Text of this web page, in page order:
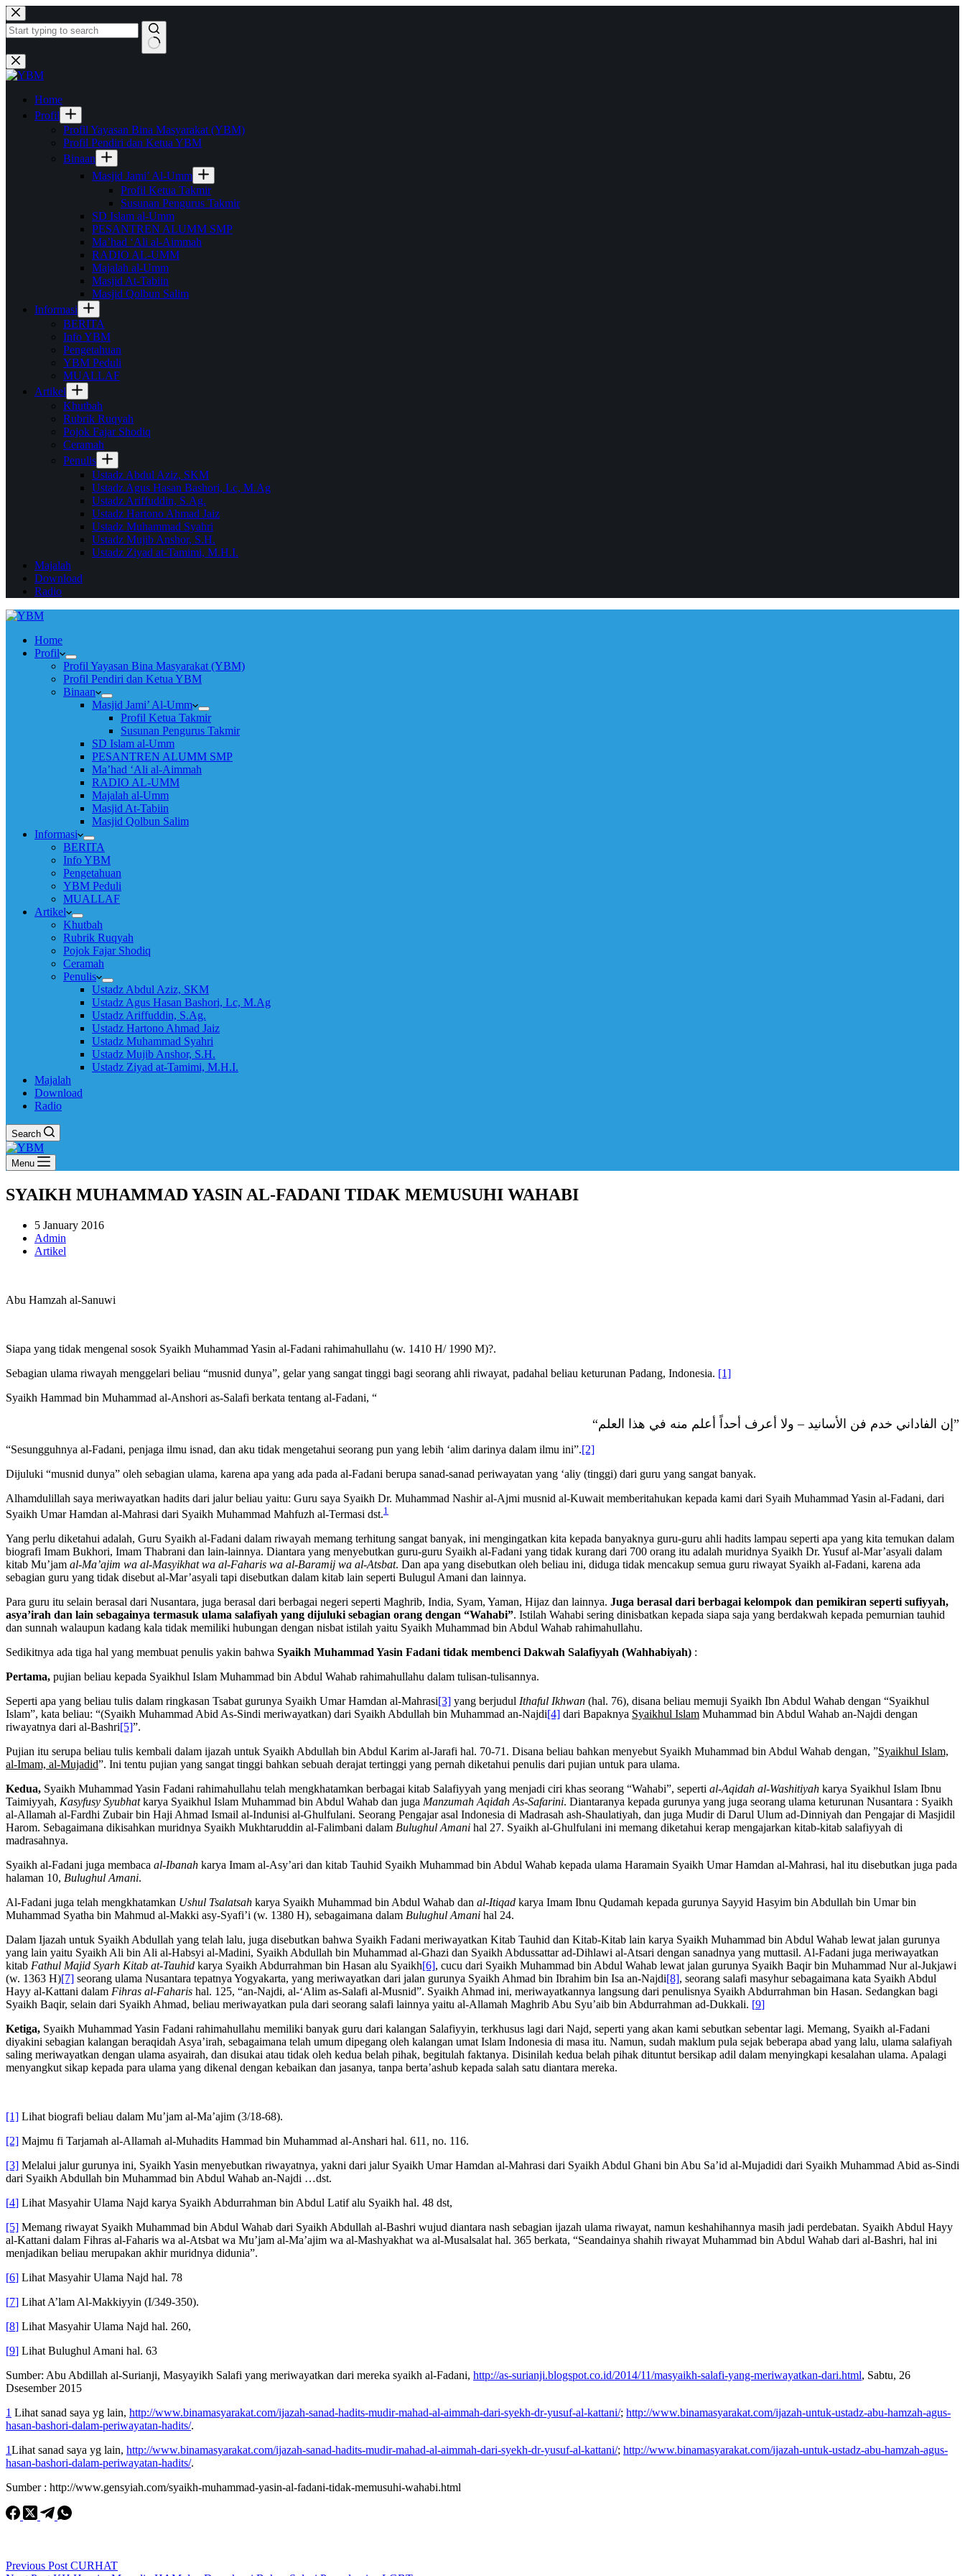
Skip
to
content
No
results
Home
Profil
Profil Yayasan Bina Masyarakat (YBM)
Profil Pendiri dan Ketua YBM
Binaan
Masjid Jami’ Al-Umm
Profil Ketua Takmir
Susunan Pengurus Takmir
SD Islam al-Umm
PESANTREN ALUMM SMP
Ma’had ‘Ali al-Aimmah
RADIO AL-UMM
Majalah al-Umm
Masjid At-Tabiin
Masjid Qolbun Salim
Informasi
BERITA
Info YBM
Pengetahuan
YBM Peduli
MUALLAF
Artikel
Khutbah
Rubrik Ruqyah
Pojok Fajar Shodiq
Ceramah
Penulis
Ustadz Abdul Aziz, SKM
Ustadz Agus Hasan Bashori, Lc, M.Ag
Ustadz Ariffuddin, S.Ag.
Ustadz Hartono Ahmad Jaiz
Ustadz Muhammad Syahri
Ustadz Mujib Anshor, S.H.
Ustadz Ziyad at-Tamimi, M.H.I.
Majalah
Download
Radio
Home
Profil
Profil Yayasan Bina Masyarakat (YBM)
Profil Pendiri dan Ketua YBM
Binaan
Masjid Jami’ Al-Umm
Profil Ketua Takmir
Susunan Pengurus Takmir
SD Islam al-Umm
PESANTREN ALUMM SMP
Ma’had ‘Ali al-Aimmah
RADIO AL-UMM
Majalah al-Umm
Masjid At-Tabiin
Masjid Qolbun Salim
Informasi
BERITA
Info YBM
Pengetahuan
YBM Peduli
MUALLAF
Artikel
Khutbah
Rubrik Ruqyah
Pojok Fajar Shodiq
Ceramah
Penulis
Ustadz Abdul Aziz, SKM
Ustadz Agus Hasan Bashori, Lc, M.Ag
Ustadz Ariffuddin, S.Ag.
Ustadz Hartono Ahmad Jaiz
Ustadz Muhammad Syahri
Ustadz Mujib Anshor, S.H.
Ustadz Ziyad at-Tamimi, M.H.I.
Majalah
Download
Radio
Search
Menu
SYAIKH MUHAMMAD YASIN AL-FADANI TIDAK MEMUSUHI WAHABI
5 January 2016
Admin
Artikel
Abu Hamzah al-Sanuwi
Siapa yang tidak mengenal sosok Syaikh Muhammad Yasin al-Fadani rahimahullahu (w. 1410 H/ 1990 M)?.
Sebagian ulama riwayah menggelari beliau “musnid dunya”, gelar yang sangat tinggi bagi seorang ahli riwayat, padahal beliau keturunan Padang, Indonesia. [1]
Syaikh Hammad bin Muhammad al-Anshori as-Salafi berkata tentang al-Fadani, “
“ إن الفاداني خدم فن الأسانيد– ولا أعرف أحداً أعلم منه في هذا العلم ”
“Sesungguhnya al-Fadani, penjaga ilmu isnad, dan aku tidak mengetahui seorang pun yang lebih ‘alim darinya dalam ilmu ini”.[2]
Dijuluki “musnid dunya” oleh sebagian ulama, karena apa yang ada pada al-Fadani berupa sanad-sanad periwayatan yang ‘aliy (tinggi) dari guru yang sangat banyak.
Alhamdulillah saya meriwayatkan hadits dari jalur beliau yaitu: Guru saya Syaikh Dr. Muhammad Nashir al-Ajmi musnid al-Kuwait memberitahukan kepada kami dari Syaih Muhammad Yasin al-Fadani, dari
Syaikh Umar Hamdan al-Mahrasi dari Syaikh Muhammad Mahfuzh al-Termasi dst.1
Yang perlu diketahui adalah, Guru Syaikh al-Fadani dalam riwayah memang terhitung sangat banyak, ini mengingatkan kita kepada banyaknya guru-guru ahli hadits lampau seperti apa yang kita temukan dalam
biografi Imam Bukhori, Imam Thabrani dan lain-lainnya. Diantara yang menyebutkan guru-guru Syaikh al-Fadani yang tidak kurang dari 700 orang itu adalah muridnya Syaikh Dr. Yusuf al-Mar’asyali dalam
kitab Mu’jam al-Ma’ajim wa al-Masyikhat wa al-Faharis wa al-Baramij wa al-Atsbat. Dan apa yang disebutkan oleh beliau ini, diduga tidak mencakup semua guru riwayat Syaikh al-Fadani, karena ada
sebagian guru yang tidak disebut al-Mar’asyali tapi disebutkan dalam kitab lain seperti Bulugul Amani dan lainnya.
Para guru itu selain berasal dari Nusantara, juga berasal dari berbagai negeri seperti Maghrib, India, Syam, Yaman, Hijaz dan lainnya. Juga berasal dari berbagai kelompok dan pemikiran seperti sufiyyah,
asya’irah dan lain sebagainya termasuk ulama salafiyah yang dijuluki sebagian orang dengan “Wahabi”. Istilah Wahabi sering dinisbatkan kepada siapa saja yang berdakwah kepada pemurnian tauhid
dan sunnah walaupun kadang kala tidak memiliki hubungan dengan nisbat istilah yaitu Syaikh Muhammad bin Abdul Wahab rahimahullahu.
Sedikitnya ada tiga hal yang membuat penulis yakin bahwa Syaikh Muhammad Yasin Fadani tidak membenci Dakwah Salafiyyah (Wahhabiyah) :
Pertama, pujian beliau kepada Syaikhul Islam Muhammad bin Abdul Wahab rahimahullahu dalam tulisan-tulisannya.
Seperti apa yang beliau tulis dalam ringkasan Tsabat gurunya Syaikh Umar Hamdan al-Mahrasi[3] yang berjudul Ithaful Ikhwan (hal. 76), disana beliau memuji Syaikh Ibn Abdul Wahab dengan “Syaikhul
Islam”, kata beliau: “(Syaikh Muhammad Abid As-Sindi meriwayatkan) dari Syaikh Abdullah bin Muhammad an-Najdi[4] dari Bapaknya Syaikhul Islam Muhammad bin Abdul Wahab an-Najdi dengan
riwayatnya dari al-Bashri[5]”.
Pujian itu serupa beliau tulis kembali dalam ijazah untuk Syaikh Abdullah bin Abdul Karim al-Jarafi hal. 70-71. Disana beliau bahkan menyebut Syaikh Muhammad bin Abdul Wahab dengan, ”Syaikhul Islam,
al-Imam, al-Mujadid”. Ini tentu pujian yang sangat tinggi bahkan sebuah derajat tertinggi yang pernah diketahui penulis dari pujian untuk para ulama.
Kedua, Syaikh Muhammad Yasin Fadani rahimahullahu telah mengkhatamkan berbagai kitab Salafiyyah yang menjadi ciri khas seorang “Wahabi”, seperti al-Aqidah al-Washitiyah karya Syaikhul Islam Ibnu
Taimiyyah, Kasyfusy Syubhatkarya Syaikhul Islam Muhammad bin Abdul Wahab dan juga Manzumah Aqidah As-Safarini. Diantaranya kepada gurunya yang juga seorang ulama keturunan Nusantara : Syaikh
al-Allamah al-Fardhi Zubair bin Haji Ahmad Ismail al-Indunisi al-Ghulfulani. Seorang Pengajar asal Indonesia di Madrasah ash-Shaulatiyah, dan juga Mudir di Darul Ulum ad-Dinniyah dan Pengajar di Masjidil
Harom. Sebagaimana dikisahkan muridnya Syaikh Mukhtaruddin al-Falimbani dalam Bulughul Amani hal 27. Syaikh al-Ghulfulani ini memang diketahui kerap mengajarkan kitab-kitab salafiyyah di
madrasahnya.
Syaikh al-Fadani juga membaca al-Ibanah karya Imam al-Asy’ari dan kitab Tauhid Syaikh Muhammad bin Abdul Wahab kepada ulama Haramain Syaikh Umar Hamdan al-Mahrasi, hal itu disebutkan juga pada
halaman 10, Bulughul Amani.
Al-Fadani juga telah mengkhatamkan Ushul Tsalatsah karya Syaikh Muhammad bin Abdul Wahab dan al-Itiqad karya Imam Ibnu Qudamah kepada gurunya Sayyid Hasyim bin Abdullah bin Umar bin
Muhammad Syatha bin Mahmud al-Makki asy-Syafi’i (w. 1380 H), sebagaimana dalam Bulughul Amani hal 24.
Dalam Ijazah untuk Syaikh Abdullah yang telah lalu, juga disebutkan bahwa Syaikh Fadani meriwayatkan Kitab Tauhid dan Kitab-Kitab lain karya Syaikh Muhammad bin Abdul Wahab lewat jalan gurunya
yang lain yaitu Syaikh Ali bin Ali al-Habsyi al-Madini, Syaikh Abdullah bin Muhammad al-Ghazi dan Syaikh Abdussattar ad-Dihlawi al-Atsari dengan sanadnya yang muttasil. Al-Fadani juga meriwayatkan
kitab Fathul Majid Syarh Kitab at-Tauhid karya Syaikh Abdurrahman bin Hasan alu Syaikh[6], cucu dari Syaikh Muhammad bin Abdul Wahab lewat jalan gurunya Syaikh Baqir bin Muhammad Nur al-Jukjawi
(w. 1363 H)[7] seorang ulama Nusantara tepatnya Yogyakarta, yang meriwayatkan dari jalan gurunya Syaikh Ahmad bin Ibrahim bin Isa an-Najdi[8], seorang salafi masyhur sebagaimana kata Syaikh Abdul
Hayy al-Kattani dalam Fihras al-Faharis hal. 125, “an-Najdi, al-‘Alim as-Salafi al-Musnid”. Syaikh Ahmad ini, meriwayatkannya langsung dari penulisnya Syaikh Abdurrahman bin Hasan. Sedangkan bagi
Syaikh Baqir, selain dari Syaikh Ahmad, beliau meriwayatkan pula dari seorang salafi lainnya yaitu al-Allamah Maghrib Abu Syu’aib bin Abdurrahman ad-Dukkali. [9]
Ketiga, Syaikh Muhammad Yasin Fadani rahimahullahu memiliki banyak guru dari kalangan Salafiyyin, terkhusus lagi dari Najd, seperti yang akan kami sebutkan sebentar lagi. Memang, Syaikh al-Fadani
diyakini sebagian kalangan beraqidah Asya’irah, sebagaimana telah umum dipegang oleh kalangan umat Islam Indonesia di masa itu. Namun, sudah maklum pula sejak beberapa abad yang lalu, ulama salafiyah
saling meriwayatkan dengan ulama asyairah, dan disukai atau tidak oleh kedua belah pihak, begitulah faktanya. Disinilah kedua belah pihak dituntut bersikap adil dalam menyingkapi kesalahan ulama. Apalagi
menyangkut sikap kepada para ulama yang dikenal dengan kebaikan dan jasanya, tanpa berta’ashub kepada salah satu diantara mereka.
[1] Lihat biografi beliau dalam Mu’jam al-Ma’ajim (3/18-68).
[2] Majmu fi Tarjamah al-Allamah al-Muhadits Hammad bin Muhammad al-Anshari hal. 611, no. 116.
[3] Melalui jalur gurunya ini, Syaikh Yasin menyebutkan riwayatnya, yakni dari jalur Syaikh Umar Hamdan al-Mahrasi dari Syaikh Abdul Ghani bin Abu Sa’id al-Mujadidi dari Syaikh Muhammad Abid as-Sindi
dari Syaikh Abdullah bin Muhammad bin Abdul Wahab an-Najdi …dst.
[4] Lihat Masyahir Ulama Najd karya Syaikh Abdurrahman bin Abdul Latif alu Syaikh hal. 48 dst,
[5] Memang riwayat Syaikh Muhammad bin Abdul Wahab dari Syaikh Abdullah al-Bashri wujud diantara nash sebagian ijazah ulama riwayat, namun keshahihannya masih jadi perdebatan. Syaikh Abdul Hayy
al-Kattani dalam Fihras al-Faharis wa al-Atsbat wa Mu’jam al-Ma’ajim wa al-Mashyakhat wa al-Musalsalat hal. 365 berkata, “Seandainya shahih riwayat Muhammad bin Abdul Wahab dari al-Bashri, hal ini
menjadikan beliau merupakan akhir muridnya didunia”.
[6] Lihat Masyahir Ulama Najd hal. 78
[7] Lihat A’lam Al-Makkiyyin (I/349-350).
[8] Lihat Masyahir Ulama Najd hal. 260,
[9] Lihat Bulughul Amani hal. 63
Sumber: Abu Abdillah al-Surianji, Masyayikh Salafi yang meriwayatkan dari mereka syaikh al-Fadani, http://as-surianji.blogspot.co.id/2014/11/masyaikh-salafi-yang-meriwayatkan-dari.html, Sabtu, 26
Dsesember 2015
1 Lihat sanad saya yg lain, http://www.binamasyarakat.com/ijazah-sanad-hadits-mudir-mahad-al-aimmah-dari-syekh-dr-yusuf-al-kattani/; http://www.binamasyarakat.com/ijazah-untuk-ustadz-abu-hamzah-agus-
hasan-bashori-dalam-periwayatan-hadits/.
1Lihat sanad saya yg lain, http://www.binamasyarakat.com/ijazah-sanad-hadits-mudir-mahad-al-aimmah-dari-syekh-dr-yusuf-al-kattani/; http://www.binamasyarakat.com/ijazah-untuk-ustadz-abu-hamzah-agus-
hasan-bashori-dalam-periwayatan-hadits/.
Sumber : http://www.gensyiah.com/syaikh-muhammad-yasin-al-fadani-tidak-memusuhi-wahabi.html
Previous Post CURHAT